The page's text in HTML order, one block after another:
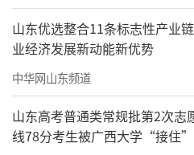
山东优选整合11条标志性产业
业经济发展新动能新优势
中华网山东频道
山东高考普通类常规批第2次志
线78分考生被广西大学“接住”